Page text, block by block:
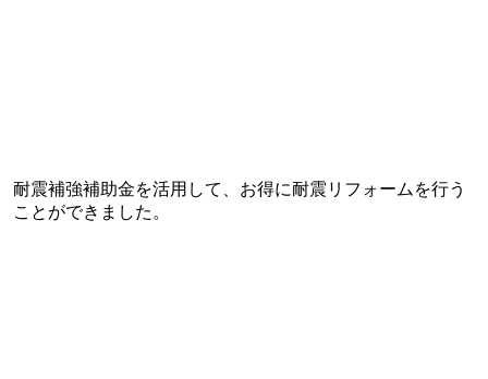
耐震補強補助金を活用して、お得に耐震リフォームを行う
ことができました。